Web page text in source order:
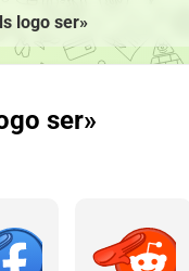
logo ser»
ser»